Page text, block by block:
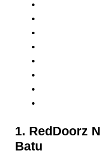
1. RedDoorz
Batu